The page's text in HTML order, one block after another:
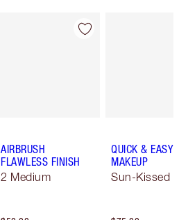
AIRBRUSH
FLAWLESS FINISH
2 Medium
QUICK & EASY
MAKEUP
Sun-Kissed